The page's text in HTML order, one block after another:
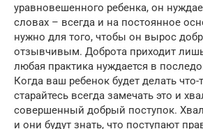
уравновешенного ребенка, он
словах – всегда и на постоянное
нужно для того, чтобы он вырос
отзывчивым. Доброта приходит
любая практика нуждается в
Когда ваш ребенок будет делать что-
старайтесь всегда замечать это и
совершенный добрый поступок.
и они будут знать, что поступают